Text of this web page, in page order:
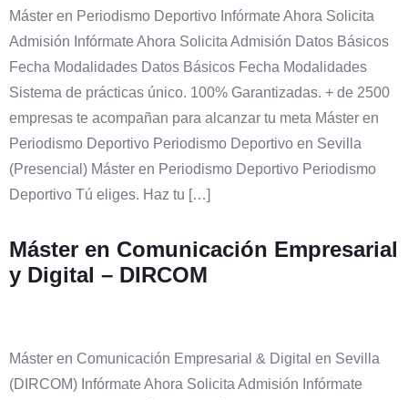
Máster en Periodismo Deportivo Infórmate Ahora Solicita
Admisión Infórmate Ahora Solicita Admisión Datos Básicos
Fecha Modalidades Datos Básicos Fecha Modalidades
Sistema de prácticas único. 100% Garantizadas. + de 2500
empresas te acompañan para alcanzar tu meta Máster en
Periodismo Deportivo Periodismo Deportivo en Sevilla
(Presencial) Máster en Periodismo Deportivo Periodismo
Deportivo Tú eliges. Haz tu […]
Máster en Comunicación Empresarial
y Digital – DIRCOM
Máster en Comunicación Empresarial & Digital en Sevilla
(DIRCOM) Infórmate Ahora Solicita Admisión Infórmate